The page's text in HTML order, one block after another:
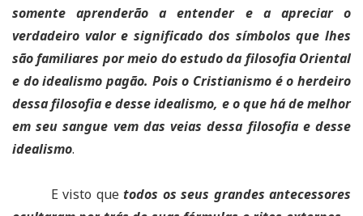
somente aprenderão a entender e a apreciar o
verdadeiro valor e significado dos símbolos que lhes
são familiares por meio do estudo da filosofia Oriental
e do idealismo pagão. Pois o Cristianismo é o herdeiro
dessa filosofia e desse idealismo, e o que há de melhor
em seu sangue vem das veias dessa filosofia e desse
idealismo.
E visto quetodos os seus grandes antecessores